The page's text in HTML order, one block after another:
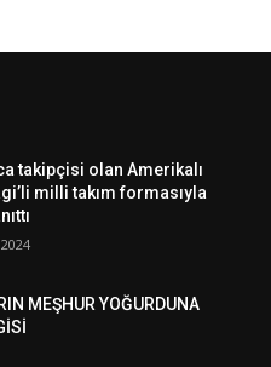
takipçisi olan Amerikalı
milli takım formasıyla
MEŞHUR YOĞURDUNA